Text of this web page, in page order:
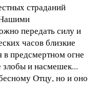
страданий
передать силу и
часов близкие
предсмертном огне
и насмешек...
Отцу, но и оно